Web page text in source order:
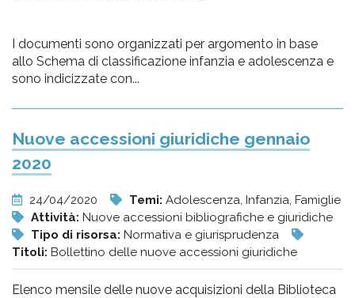
I documenti sono organizzati per argomento in base
allo Schema di classificazione infanzia e adolescenza e
sono indicizzate con...
Nuove accessioni giuridiche gennaio
2020
24/04/2020 Temi: Adolescenza, Infanzia, Famiglie
Attività: Nuove accessioni bibliografiche e giuridiche
Tipo di risorsa: Normativa e giurisprudenza
Titoli: Bollettino delle nuove accessioni giuridiche
Elenco mensile delle nuove acquisizioni della Biblioteca